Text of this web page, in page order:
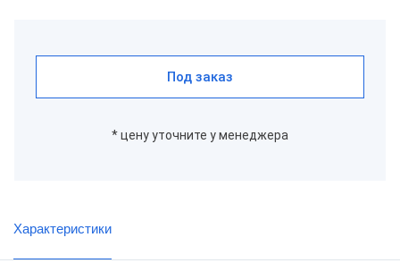
Под заказ
* цену уточните у менеджера
Характеристики